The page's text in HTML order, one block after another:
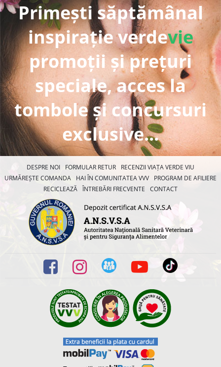
Primești săptămânal
inspirație verdevie
promoții și prețuri
speciale, acces la
tombole și concursuri
exclusive...
DESPRE NOI FORMULAR RETUR
RECENZII VIAȚA VERDE VIU
URMĂREȘTE COMANDA
HAI ÎN COMUNITATEA VVV
PROGRAM DE AFILIERE
RECICLEAZĂ ÎNTREBĂRI FRECVENTE CONTACT